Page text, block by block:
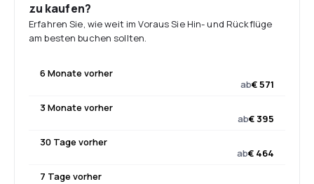
zu kaufen?
Erfahren Sie, wie weit im Voraus Sie Hin- und Rückflüge
am besten buchen sollten.
6 Monate vorher
ab€ 571
3 Monate vorher
ab€ 395
30 Tage vorher
ab€ 464
7 Tage vorher